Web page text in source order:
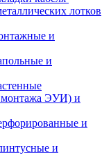
лотков
и
и
монтажа ЭУИ) и
и
и